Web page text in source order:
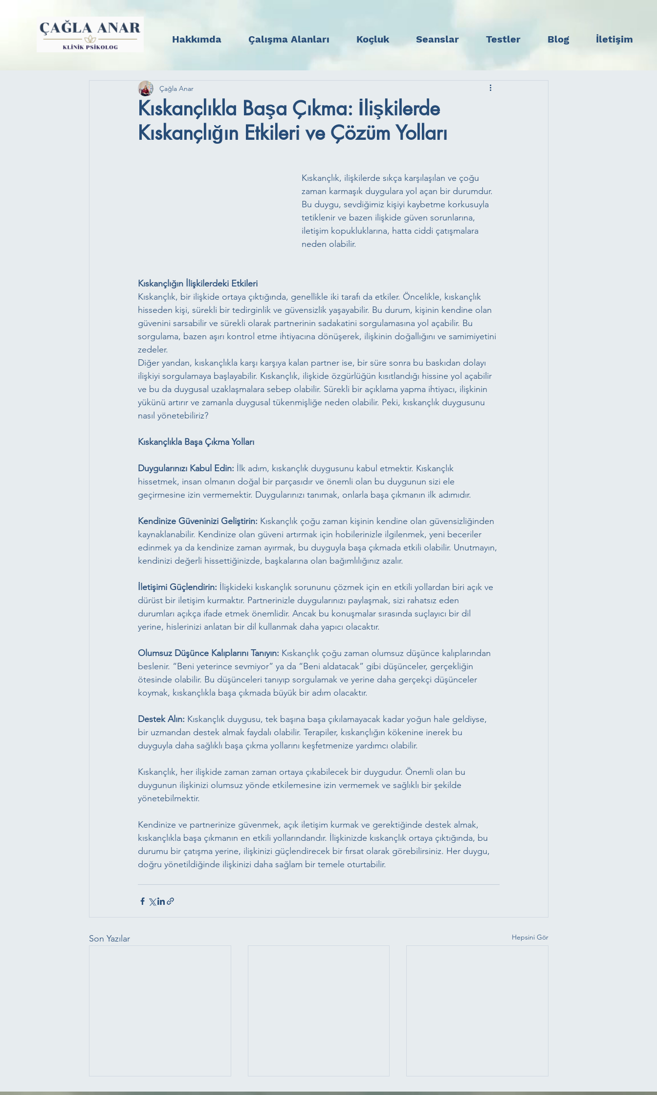
Hakkımda Çalışma Alanları Koçluk Seanslar Testler Blog İletişim
Kıskançlıkla Başa Çıkma: İlişkilerde
Kıskançlığın Etkileri ve Çözüm Yolları
Çağla Anar
Kıskançlık, ilişkilerde sıkça karşılaşılan ve çoğu
zaman karmaşık duygulara yol açan bir durumdur.
Bu duygu, sevdiğimiz kişiyi kaybetme korkusuyla
tetiklenir ve bazen ilişkide güven sorunlarına,
iletişim kopukluklarına, hatta ciddi çatışmalara
neden olabilir.
Kıskançlığın İlişkilerdeki Etkileri
Kıskançlık, bir ilişkide ortaya çıktığında, genellikle iki tarafı da etkiler. Öncelikle, kıskançlık
hisseden kişi, sürekli bir tedirginlik ve güvensizlik yaşayabilir. Bu durum, kişinin kendine olan
güvenini sarsabilir ve sürekli olarak partnerinin sadakatini sorgulamasına yol açabilir. Bu
sorgulama, bazen aşırı kontrol etme ihtiyacına dönüşerek, ilişkinin doğallığını ve samimiyetini
zedeler.
Diğer yandan, kıskançlıkla karşı karşıya kalan partner ise, bir süre sonra bu baskıdan dolayı
ilişkiyi sorgulamaya başlayabilir. Kıskançlık, ilişkide özgürlüğün kısıtlandığı hissine yol açabilir
ve bu da duygusal uzaklaşmalara sebep olabilir. Sürekli bir açıklama yapma ihtiyacı, ilişkinin
yükünü artırır ve zamanla duygusal tükenmişliğe neden olabilir. Peki, kıskançlık duygusunu
nasıl yönetebiliriz?
Kıskançlıkla Başa Çıkma Yolları
Duygularınızı Kabul Edin: İlk adım, kıskançlık duygusunu kabul etmektir. Kıskançlık
hissetmek, insan olmanın doğal bir parçasıdır ve önemli olan bu duygunun sizi ele
geçirmesine izin vermemektir. Duygularınızı tanımak, onlarla başa çıkmanın ilk adımıdır.
Kendinize Güveninizi Geliştirin: Kıskançlık çoğu zaman kişinin kendine olan güvensizliğinden
kaynaklanabilir. Kendinize olan güveni artırmak için hobilerinizle ilgilenmek, yeni beceriler
edinmek ya da kendinize zaman ayırmak, bu duyguyla başa çıkmada etkili olabilir. Unutmayın,
kendinizi değerli hissettiğinizde, başkalarına olan bağımlılığınız azalır.
İletişimi Güçlendirin: İlişkideki kıskançlık sorununu çözmek için en etkili yollardan biri açık ve
dürüst bir iletişim kurmaktır. Partnerinizle duygularınızı paylaşmak, sizi rahatsız eden
durumları açıkça ifade etmek önemlidir. Ancak bu konuşmalar sırasında suçlayıcı bir dil
yerine, hislerinizi anlatan bir dil kullanmak daha yapıcı olacaktır.
Olumsuz Düşünce Kalıplarını Tanıyın: Kıskançlık çoğu zaman olumsuz düşünce kalıplarından
beslenir. “Beni yeterince sevmiyor” ya da “Beni aldatacak” gibi düşünceler, gerçekliğin
ötesinde olabilir. Bu düşünceleri tanıyıp sorgulamak ve yerine daha gerçekçi düşünceler
koymak, kıskançlıkla başa çıkmada büyük bir adım olacaktır.
Destek Alın: Kıskançlık duygusu, tek başına başa çıkılamayacak kadar yoğun hale geldiyse,
bir uzmandan destek almak faydalı olabilir. Terapiler, kıskançlığın kökenine inerek bu
duyguyla daha sağlıklı başa çıkma yollarını keşfetmenize yardımcı olabilir.
Kıskançlık, her ilişkide zaman zaman ortaya çıkabilecek bir duygudur. Önemli olan bu
duygunun ilişkinizi olumsuz yönde etkilemesine izin vermemek ve sağlıklı bir şekilde
yönetebilmektir.
Kendinize ve partnerinize güvenmek, açık iletişim kurmak ve gerektiğinde destek almak,
kıskançlıkla başa çıkmanın en etkili yollarındandır. İlişkinizde kıskançlık ortaya çıktığında, bu
durumu bir çatışma yerine, ilişkinizi güçlendirecek bir fırsat olarak görebilirsiniz. Her duygu,
doğru yönetildiğinde ilişkinizi daha sağlam bir temele oturtabilir.
Son Yazılar Hepsini Gör